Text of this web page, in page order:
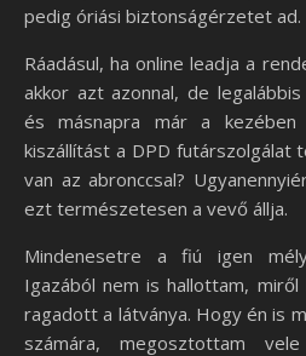
pedig óriási biztonságérzetet ad.
Ráadásul, ha online leadja a
akkor azt azonnal, de
és másnapra már a
kiszállítást a DPD futárszolgálat
van az abronccsal?
ezt természetesen a vevő állja.
Mindenesetre a fiú igen
Igazából nem is hallottam,
ragadott a látványa. Hogy én is
számára, megosztottam